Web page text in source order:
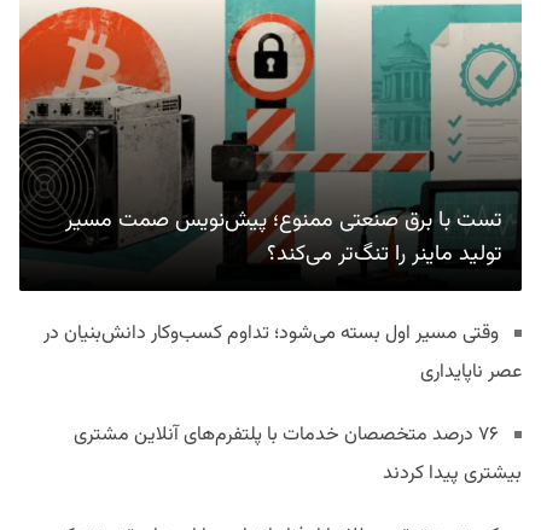
تست با برق صنعتی ممنوع؛ پیش‌نویس صمت مسیر
تولید ماینر را تنگ‌تر می‌کند؟
وقتی مسیر اول بسته می‌شود؛ تداوم کسب‌وکار دانش‌بنیان در
عصر ناپایداری
۷۶ درصد متخصصان خدمات با پلتفرم‌های آنلاین مشتری
بیشتری پیدا کردند